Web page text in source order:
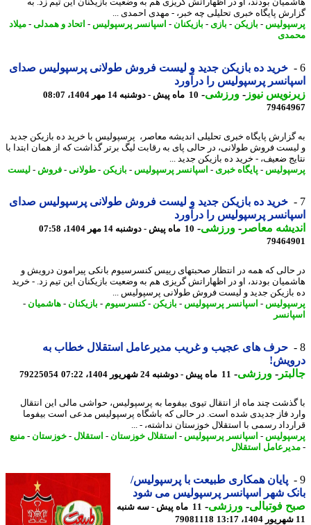
بودند، او در اظهاراتش گریزی هم به وضعیت بازیکنان این تیم زد. به
پایگاه خبری تحلیلی چه خبر، - مهدی احمدی ...
-بازیکن -بازی - بازیکنان-اسپانسر پرسپولیس-اتحاد و همدلی-میلاد
خرید ده بازیکن جدید و لیست فروش طولانی پرسپولیس صدای
پرسپولیس را درآورد
نیوز-ورزشی-10 ماه پیش - دوشنبه 14 مهر 1404، 08:07
پایگاه خبری تحلیلی اندیشه معاصر، پرسپولیس با خرید ده بازیکن جدید
فروش طولانی، در حالی پای به رقابت لیگ برتر گذاشت که از همان ابتدا با
ضعیف، - خرید ده بازیکن جدید ...
-پایگاه خبری- اسپانسر پرسپولیس-بازیکن -طولانی-فروش -لیست
خرید ده بازیکن جدید و لیست فروش طولانی پرسپولیس صدای
پرسپولیس را درآورد
معاصر-ورزشی-10 ماه پیش - دوشنبه 14 مهر 1404، 07:58
که همه در انتظار صحبتهای رییس کنسرسیوم بانکی پیرامون درویش و
بودند، او در اظهاراتش گریزی هم به وضعیت بازیکنان این تیم زد. - خرید
جدید و لیست فروش طولانی پرسپولیس ...
-اسپانسر پرسپولیس-بازیکن -کنسرسیوم-بازیکنان-هاشمیان-
حرف های عجیب و غریب مدیرعامل استقلال خطاب به
-ورزشی-11 ماه پیش - دوشنبه 24 شهریور 1404، 07:22 79225054
چند ماه از انتقال تیوی بیفوما به پرسپولیس، حواشی مالی این انتقال
فاز جدیدی شده است. در حالی که باشگاه پرسپولیس مدعی است بیفوما
رسمی با استقلال خوزستان نداشته، - ...
-اسپانسر پرسپولیس-استقلال خوزستان-استقلال-خوزستان-منبع
استقلال
پایان همکاری طبیعت با پرسپولیس/
شهر اسپانسر پرسپولیس می شود
فوتبالی-ورزشی-
11 ماه پیش - سه شنبه
79081118